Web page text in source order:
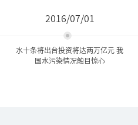
2016/07/01
水十条将出台投资将达两万亿元 我
国水污染情况触目惊心